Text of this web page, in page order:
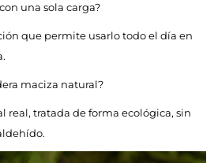
una sola carga?
que permite usarlo todo el día en
maciza natural?
real, tratada de forma ecológica, sin